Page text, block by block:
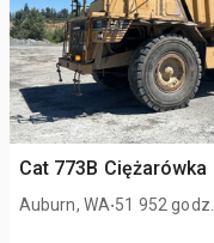
Cat 773B Ciężarówka
Auburn, WA.51 952 godz.